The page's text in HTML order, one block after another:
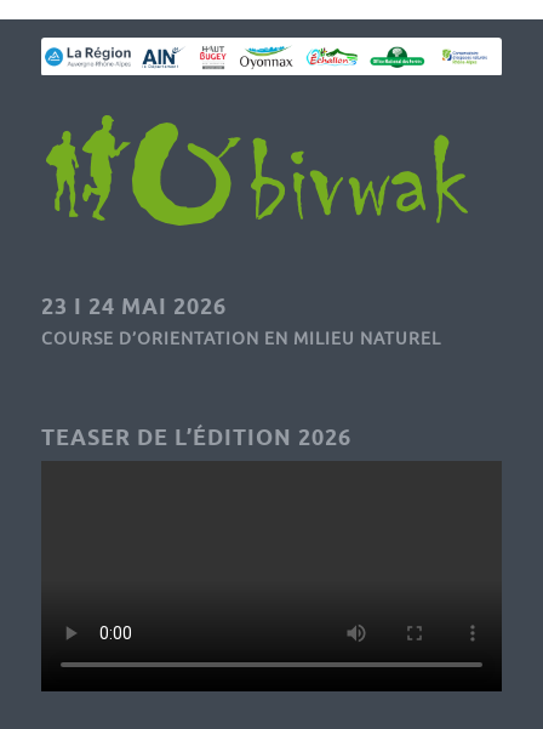
23 I 24 MAI 2026
COURSE D’ORIENTATION EN MILIEU NATUREL
TEASER DE L’ÉDITION 2026